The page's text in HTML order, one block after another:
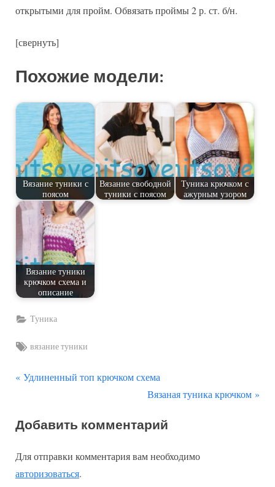
открытыми для пройм. Обвязать проймы 2 р. ст. б/н.
[свернуть]
Похожие модели:
Вязание туники с
поясом
Вязание свободной
туники с поясом
Туника крючком с
ажурным узором
Вязание туники
крючком схема и
описание
Туника
Tags:
вязание туники
Навигация
записям
П
д
д
у
Удлиненный топ крючком схема
С
е
у
Вязаная туника крючком
Добавить комментарий
Для отправки комментария вам необходимо
авторизоваться.